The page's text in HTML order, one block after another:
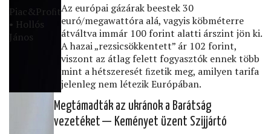
Piac&Proﬁt
• Hollós
János
Az európai gázárak beestek 30
euró/megawattóra alá, vagyis köbméterre
átváltva immár 100 forint alatti árszint jön ki.
A hazai „rezsicsökkentett” ár 102 forint,
viszont az átlag felett fogyasztók ennek több
mint a hétszeresét ﬁzetik meg, amilyen tarifa
jelenleg nem létezik Európában.
Megtámadták az ukránok a Barátság
vezetéket — Keményet üzent Szijjártó